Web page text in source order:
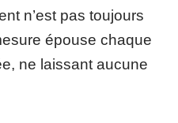
n’est pas toujours
épouse chaque
ne laissant aucune